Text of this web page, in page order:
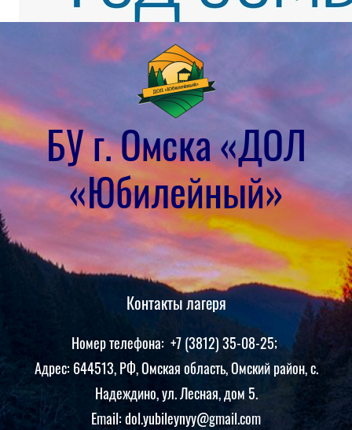
БУ г. Омска «ДОЛ
«Юбилейный»
Контакты лагеря
Номер телефона: +7 (3812) 35-08-25;
Адрес: 644513, РФ, Омская область, Омский район, с.
Надеждино, ул. Лесная, дом 5.
Email: dol.yubileynyy@gmail.com